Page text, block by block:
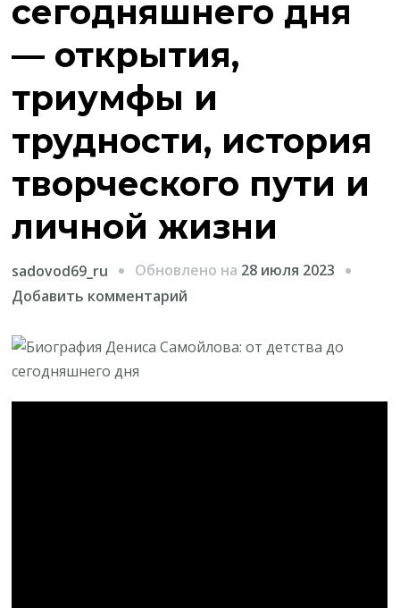
сегодняшнего дня
— открытия,
триумфы и
трудности, история
творческого пути и
личной жизни
sadovod69_ru Обновлено на 28 июля 2023
Добавить комментарий
Биография